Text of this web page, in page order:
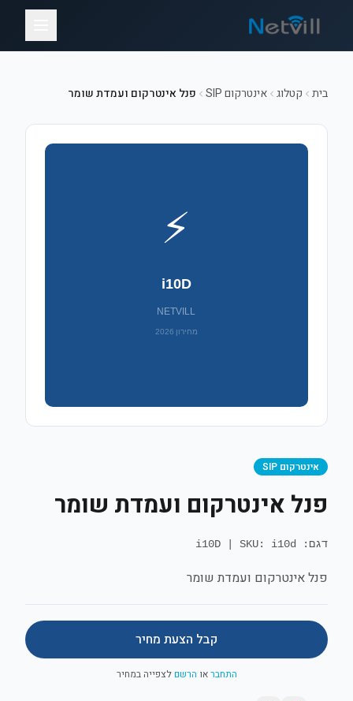
בית קטלוג אינטרקום SIP פנל אינטרקום ועמדת שומר
אינטרקום SIP
פנל אינטרקום ועמדת שומר
דגם: i10D SKU: i10d
פנל אינטרקום ועמדת שומר
קבל הצעת מחיר
התחבראו הרשםלצפייה במחיר